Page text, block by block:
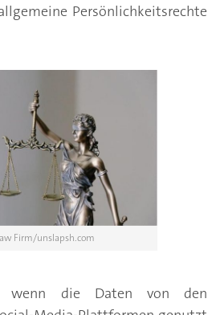
Persönlichkeitsrechte
Firm/unslapsh.com
wenn die Daten von den